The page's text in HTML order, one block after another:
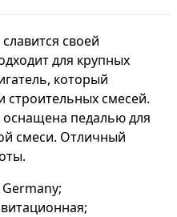
славится своей
для крупных
который
смесей.
оснащена педалью для
смеси. Отличный